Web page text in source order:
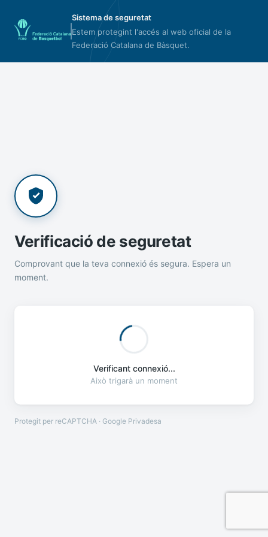
Sistema de seguretat
Estem protegint l'accés al web oficial de la
Federació Catalana de Bàsquet.
Verificació de seguretat
Comprovant que la teva connexió és segura. Espera un
moment.
Verificant connexió...
Això trigarà un moment
Protegit per reCAPTCHA · Google Privadesa